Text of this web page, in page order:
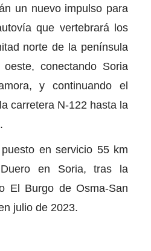
un nuevo impulso para
que vertebrará los
norte de la península
conectando Soria
y continuando el
carretera N-122 hasta la
en servicio 55 km
en Soria, tras la
El Burgo de Osma-San
julio de 2023.